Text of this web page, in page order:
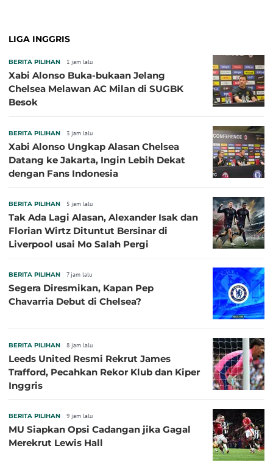
LIGA INGGRIS
BERITA PILIHAN 1 jam lalu
Xabi Alonso Buka-bukaan Jelang
Chelsea Melawan AC Milan di SUGBK
Besok
BERITA PILIHAN 3 jam lalu
Xabi Alonso Ungkap Alasan Chelsea
Datang ke Jakarta, Ingin Lebih Dekat
dengan Fans Indonesia
BERITA PILIHAN 5 jam lalu
Tak Ada Lagi Alasan, Alexander Isak dan
Florian Wirtz Dituntut Bersinar di
Liverpool usai Mo Salah Pergi
BERITA PILIHAN 7 jam lalu
Segera Diresmikan, Kapan Pep
Chavarria Debut di Chelsea?
BERITA PILIHAN 8 jam lalu
Leeds United Resmi Rekrut James
Trafford, Pecahkan Rekor Klub dan Kiper
Inggris
BERITA PILIHAN 9 jam lalu
MU Siapkan Opsi Cadangan jika Gagal
Merekrut Lewis Hall